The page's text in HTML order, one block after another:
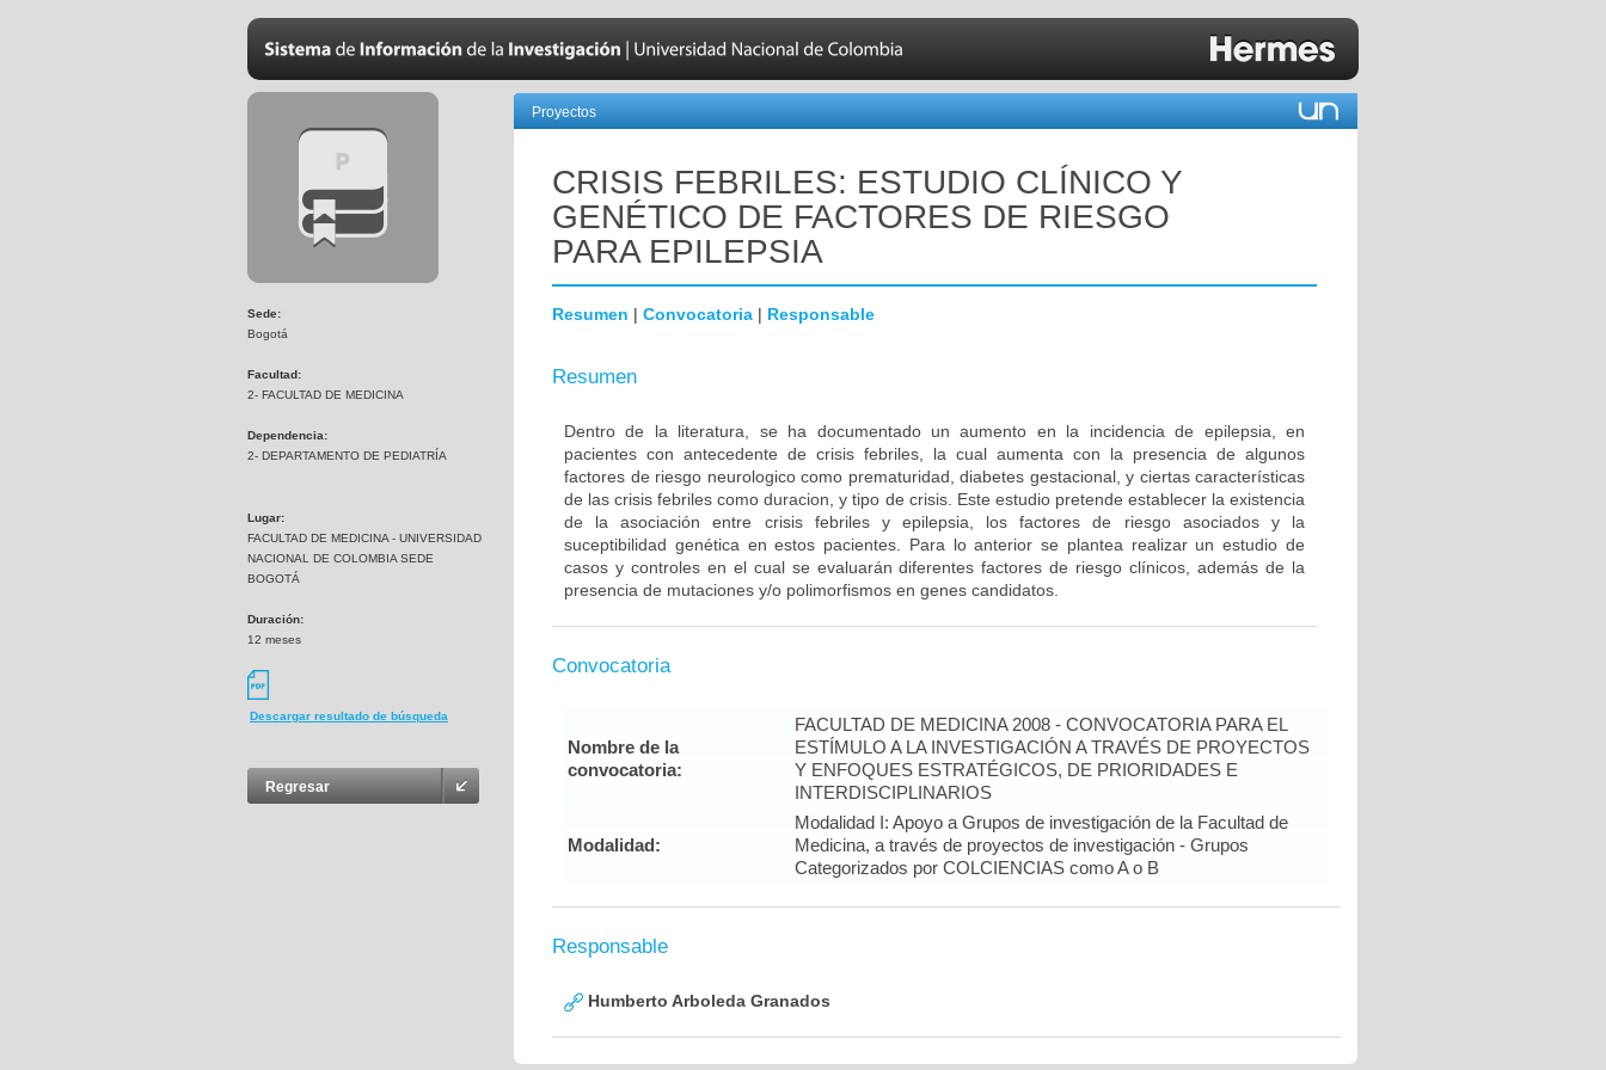
Sede:
Bogotá
Facultad:
2- FACULTAD DE MEDICINA
Dependencia:
2- DEPARTAMENTO DE PEDIATRÍA
Lugar:
FACULTAD DE MEDICINA - UNIVERSIDAD
NACIONAL DE COLOMBIA SEDE
BOGOTÁ
Duración:
12 meses
Descargar resultado de búsqueda
Regresar
Proyectos
CRISIS FEBRILES: ESTUDIO CLÍNICO Y
GENÉTICO DE FACTORES DE RIESGO
PARA EPILEPSIA
Resumen | Convocatoria | Responsable
Resumen
Dentro de la literatura, se ha documentado un aumento en la incidencia de epilepsia, en
pacientes con antecedente de crisis febriles, la cual aumenta con la presencia de algunos
factores de riesgo neurologico como prematuridad, diabetes gestacional, y ciertas características
de las crisis febriles como duracion, y tipo de crisis. Este estudio pretende establecer la existencia
de la asociación entre crisis febriles y epilepsia, los factores de riesgo asociados y la
suceptibilidad genética en estos pacientes. Para lo anterior se plantea realizar un estudio de
casos y controles en el cual se evaluarán diferentes factores de riesgo clínicos, además de la
presencia de mutaciones y/o polimorfismos en genes candidatos.
Convocatoria
Nombre de la
convocatoria:
FACULTAD DE MEDICINA 2008 - CONVOCATORIA PARA EL
ESTÍMULO A LA INVESTIGACIÓN A TRAVÉS DE PROYECTOS
Y ENFOQUES ESTRATÉGICOS, DE PRIORIDADES E
INTERDISCIPLINARIOS
Modalidad:
Modalidad I: Apoyo a Grupos de investigación de la Facultad de
Medicina, a través de proyectos de investigación - Grupos
Categorizados por COLCIENCIAS como A o B
Responsable
Humberto Arboleda Granados